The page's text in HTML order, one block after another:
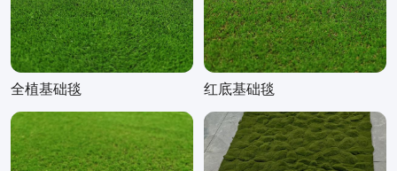
全植基础毯 红底基础毯